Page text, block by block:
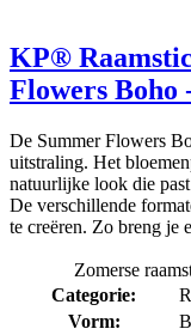
cadeauzakjes,
favoriete items en
cadeau binnen de
Advies inpakken
Wil je vrijblijvend
cadeaulinten,
ideale
inspireren en
@Kassaplan.
KP®
Flowers Boho
De Summer Flowers
uitstraling. Het
natuurlijke look die
De verschillende
te creëren. Zo breng je
Zomerse
Categorie:
Vorm: